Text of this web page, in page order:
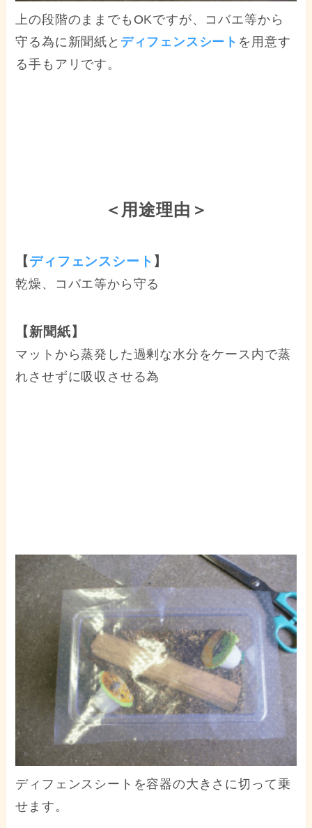
上の段階のままでもOKですが、コバエ等から
守る為に新聞紙と ディフェンスシート を用意す
る手もアリです。
＜用途理由＞
【 ディフェンスシート 】
乾燥、コバエ等から守る
【新聞紙】
マットから蒸発した過剰な水分をケース内で蒸
れさせずに吸収させる為
ディフェンスシートを容器の大きさに切って乗
せます。